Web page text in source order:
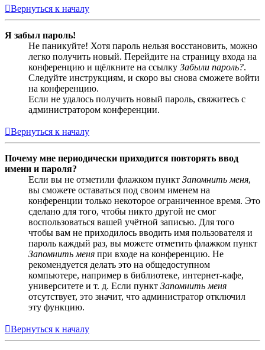
Вернуться к началу
Я забыл пароль!
Не паникуйте! Хотя пароль нельзя восстановить, можно
легко получить новый. Перейдите на страницу входа на
конференцию и щёлкните на ссылку Забыли пароль?.
Следуйте инструкциям, и скоро вы снова сможете войти
на конференцию.
Если не удалось получить новый пароль, свяжитесь с
администратором конференции.
Вернуться к началу
Почему мне периодически приходится повторять ввод
имени и пароля?
Если вы не отметили флажком пункт Запомнить меня,
вы сможете оставаться под своим именем на
конференции только некоторое ограниченное время. Это
сделано для того, чтобы никто другой не смог
воспользоваться вашей учётной записью. Для того
чтобы вам не приходилось вводить имя пользователя и
пароль каждый раз, вы можете отметить флажком пункт
Запомнить меня при входе на конференцию. Не
рекомендуется делать это на общедоступном
компьютере, например в библиотеке, интернет-кафе,
университете и т. д. Если пункт Запомнить меня
отсутствует, это значит, что администратор отключил
эту функцию.
Вернуться к началу